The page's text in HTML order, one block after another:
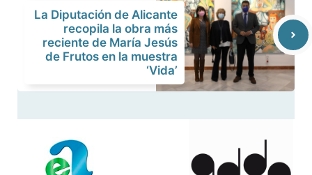
La Diputación de Alicante
recopila la obra más
reciente de María Jesús
de Frutos en la muestra
‘Vida’